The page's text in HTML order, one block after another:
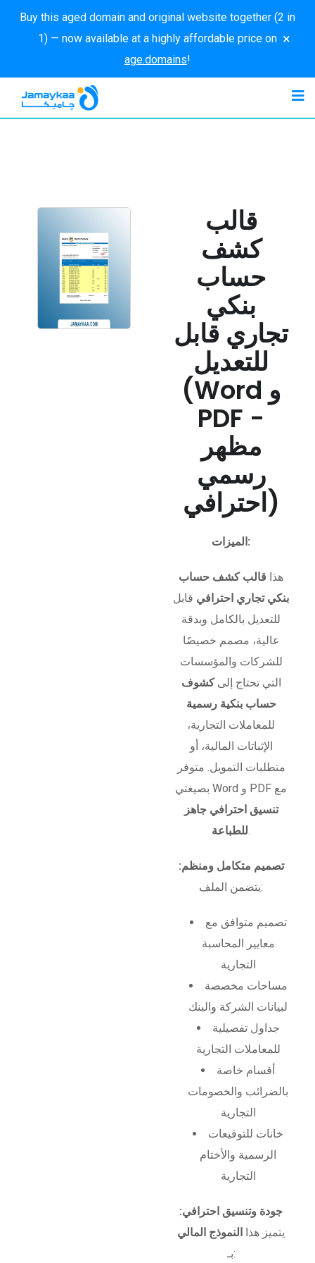
Buy this aged domain and original website together (2 in
1) — now available at a highly affordable price on
age.domains!
×
قالب
كشف
حساب
بنكي
تجاري قابل
للتعديل
(Word و
PDF -
مظهر
رسمي
احترافي)
الميزات:
هذا قالب كشف حساب
بنكي تجاري احترافي قابل
للتعديل بالكامل وبدقة
عالية، مصمم خصيصًا
للشركات والمؤسسات
التي تحتاج إلىكشوف
حساب بنكية رسمية
للمعاملات التجارية،
الإثباتات المالية، أو
متطلبات التمويل. متوفر
بصيغتي Word و PDF مع
تنسيق احترافي جاهز
للطباعة.
تصميم متكامل ومنظم:
يتضمن الملف:
تصميم متوافق مع
معايير المحاسبة
التجارية
مساحات مخصصة
لبيانات الشركة والبنك
جداول تفصيلية
للمعاملات التجارية
أقسام خاصة
بالضرائب والخصومات
التجارية
خانات للتوقيعات
الرسمية والأختام
التجارية
جودة وتنسيق احترافي:
يتميز هذا
النموذج المالي
بـ: